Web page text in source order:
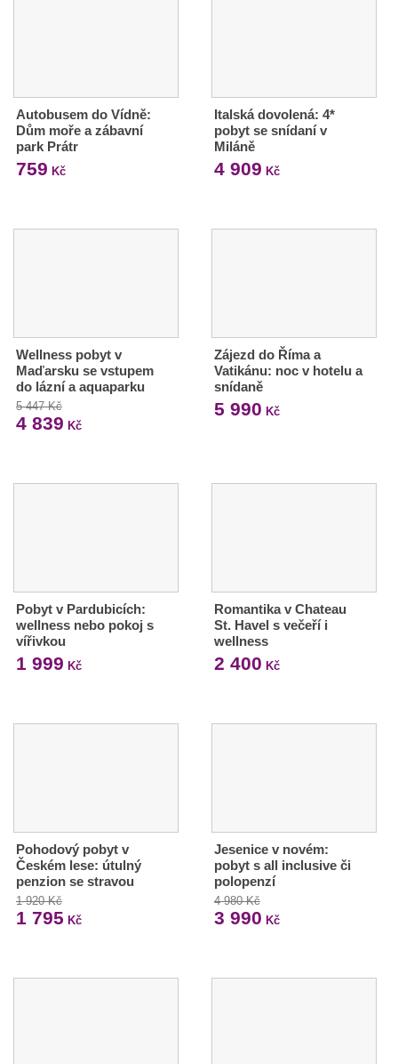
Autobusem do Vídně:
Dům moře a zábavní
park Prátr
759 Kč
Italská dovolená: 4*
pobyt se snídaní v
Miláně
4 909 Kč
Wellness pobyt v
Maďarsku se vstupem
do lázní a aquaparku
5 447 Kč
4 839 Kč
Zájezd do Říma a
Vatikánu: noc v hotelu a
snídaně
5 990 Kč
Pobyt v Pardubicích:
wellness nebo pokoj s
vířivkou
1 999 Kč
Romantika v Chateau
St. Havel s večeří i
wellness
2 400 Kč
Pohodový pobyt v
Českém lese: útulný
penzion se stravou
1 920 Kč
1 795 Kč
Jesenice v novém:
pobyt s all inclusive či
polopenzí
4 980 Kč
3 990 Kč